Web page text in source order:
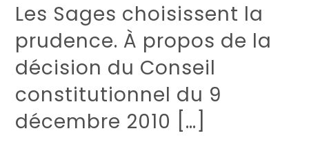
Les Sages choisissent la
prudence. À propos de la
décision du Conseil
constitutionnel du 9
décembre 2010 […]